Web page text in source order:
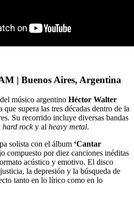
| Buenos Aires, Argentina
músico argentino Héctor Walter
que supera las tres décadas dentro de la
Su recorrido incluye diversas bandas
hard rocky al heavy metal.
solista con el álbum ‘Cantar
compuesto por diez canciones inéditas
acústico y emotivo. El disco
la depresión y la búsqueda de
tanto en lo lírico como en lo